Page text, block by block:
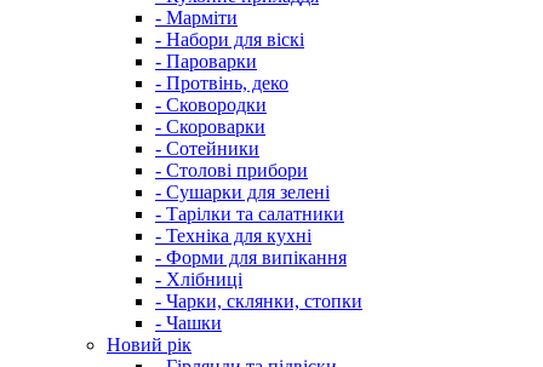
- Марміти
- Набори для віскі
- Пароварки
- Протвінь, деко
- Сковородки
- Скороварки
- Сотейники
- Столові прибори
- Сушарки для зелені
- Тарілки та салатники
- Техніка для кухні
- Форми для випікання
- Хлібниці
- Чарки, склянки, стопки
- Чашки
Новий рік